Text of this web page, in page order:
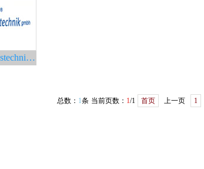
Lorenz Messtechnik劳恩-梅斯泰克传感器
总数： 1条 当前页数： 1/1 首页 上一页 1